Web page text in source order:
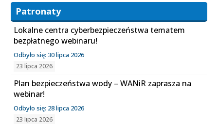
Patronaty
Lokalne centra cyberbezpieczeństwa tematem
bezpłatnego webinaru!
Odbyło się: 30 lipca 2026
23 lipca 2026
Plan bezpieczeństwa wody – WANiR zaprasza na
webinar!
Odbyło się: 28 lipca 2026
23 lipca 2026